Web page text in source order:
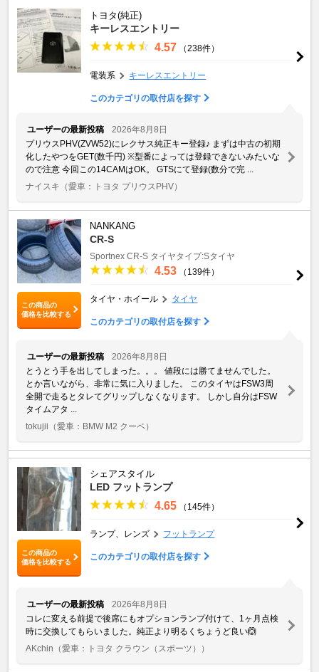
トヨタ(純正)
キーレスエントリー
4.57 （238件）
電装系 キーレスエントリー
このカテゴリの取付店を探す
ユーザーの最新投稿
2026年8月8日
プリウスPHV(ZVW52)にレクサス純正キー登録♪ まずは中古の初期
化したやつをGET(数千円) ※型番によっては登録できないみたいな
ので注意 今回この14CAMはOK。 GTSにて登録(数分で完 ...
ナイスキ （愛車：トヨタ プリウスPHV）
この商品の
価格を比較する
NANKANG
CR-S
Sportnex CR-S タイヤタイプ:Sタイヤ
4.53 （139件）
タイヤ・ホイール タイヤ
このカテゴリの取付店を探す
ユーザーの最新投稿
2026年8月8日
とうとう手を出してしまった。。。 値段には勝てませんでした。
とか言いながら、非常に気に入りました。 このタイヤはFSW3周
全開で走るとタレてグリップしなくなります。 しかし自分はFSW
タイムアタ ...
tokujii （愛車：BMW M2 クーペ）
この商品の
価格を比較する
シェアスタイル
LED フットランプ
4.65 （145件）
ランプ、レンズ フットランプ
このカテゴリの取付店を探す
ユーザーの最新投稿
2026年8月8日
コレに変える前提で後席にもオプションランプ付けて、1ヶ月点検
時に交換してもらいました。純正より明るくちょうど良い🙆
AKchin （愛車：トヨタ クラウン（スポーツ））